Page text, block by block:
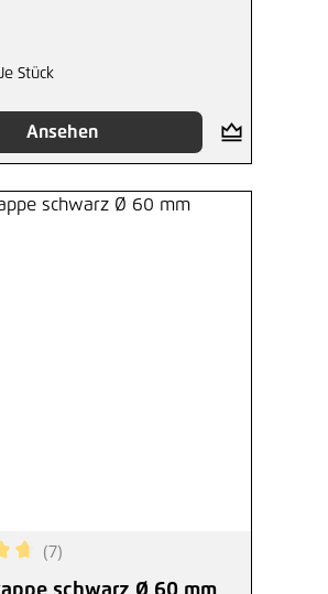
Stück
Ansehen
Bewertung von 4.86 von 5
(7)